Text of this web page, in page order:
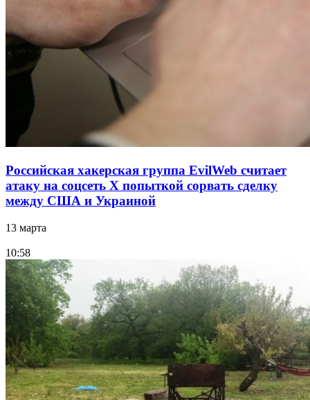
Российская хакерская группа EvilWeb считает
атаку на соцсеть Х попыткой сорвать сделку
между США и Украиной
13 марта
10:58